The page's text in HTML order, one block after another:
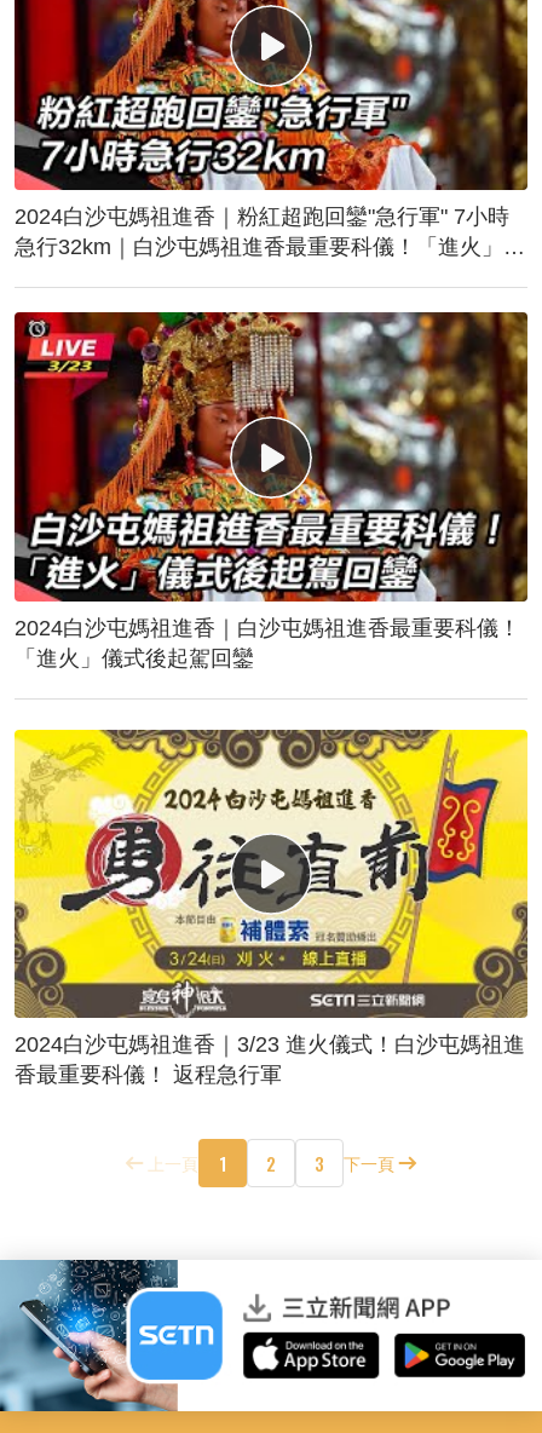
2024白沙屯媽祖進香｜粉紅超跑回鑾"急行軍" 7小時
急行32km｜白沙屯媽祖進香最重要科儀！「進火」儀
2024白沙屯媽祖進香｜白沙屯媽祖進香最重要科儀！
「進火」儀式後起駕回鑾
2024白沙屯媽祖進香｜3/23 進火儀式！白沙屯媽祖進
香最重要科儀！ 返程急行軍
上一頁 1 2 3 下一頁